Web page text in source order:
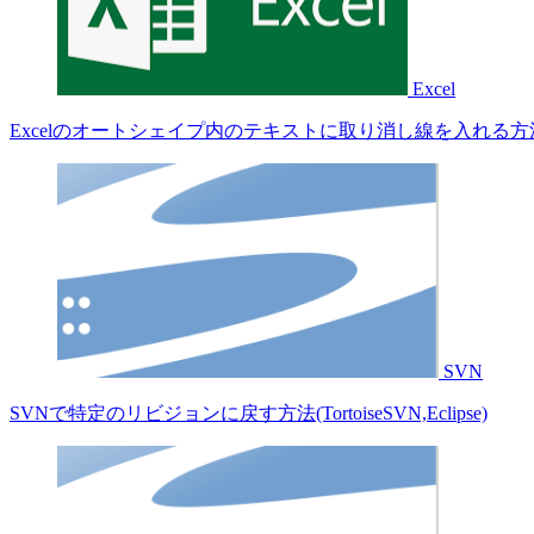
Excel
Excelのオートシェイプ内のテキストに取り消し線を入れる方
SVN
SVNで特定のリビジョンに戻す方法(TortoiseSVN,Eclipse)